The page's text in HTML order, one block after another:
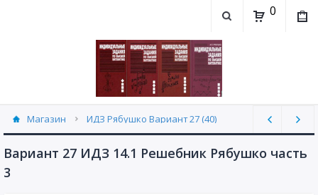
0
Магазин ИДЗ Рябушко Вариант 27 (40)
Вариант 27 ИДЗ 14.1 Решебник Рябушко часть
3